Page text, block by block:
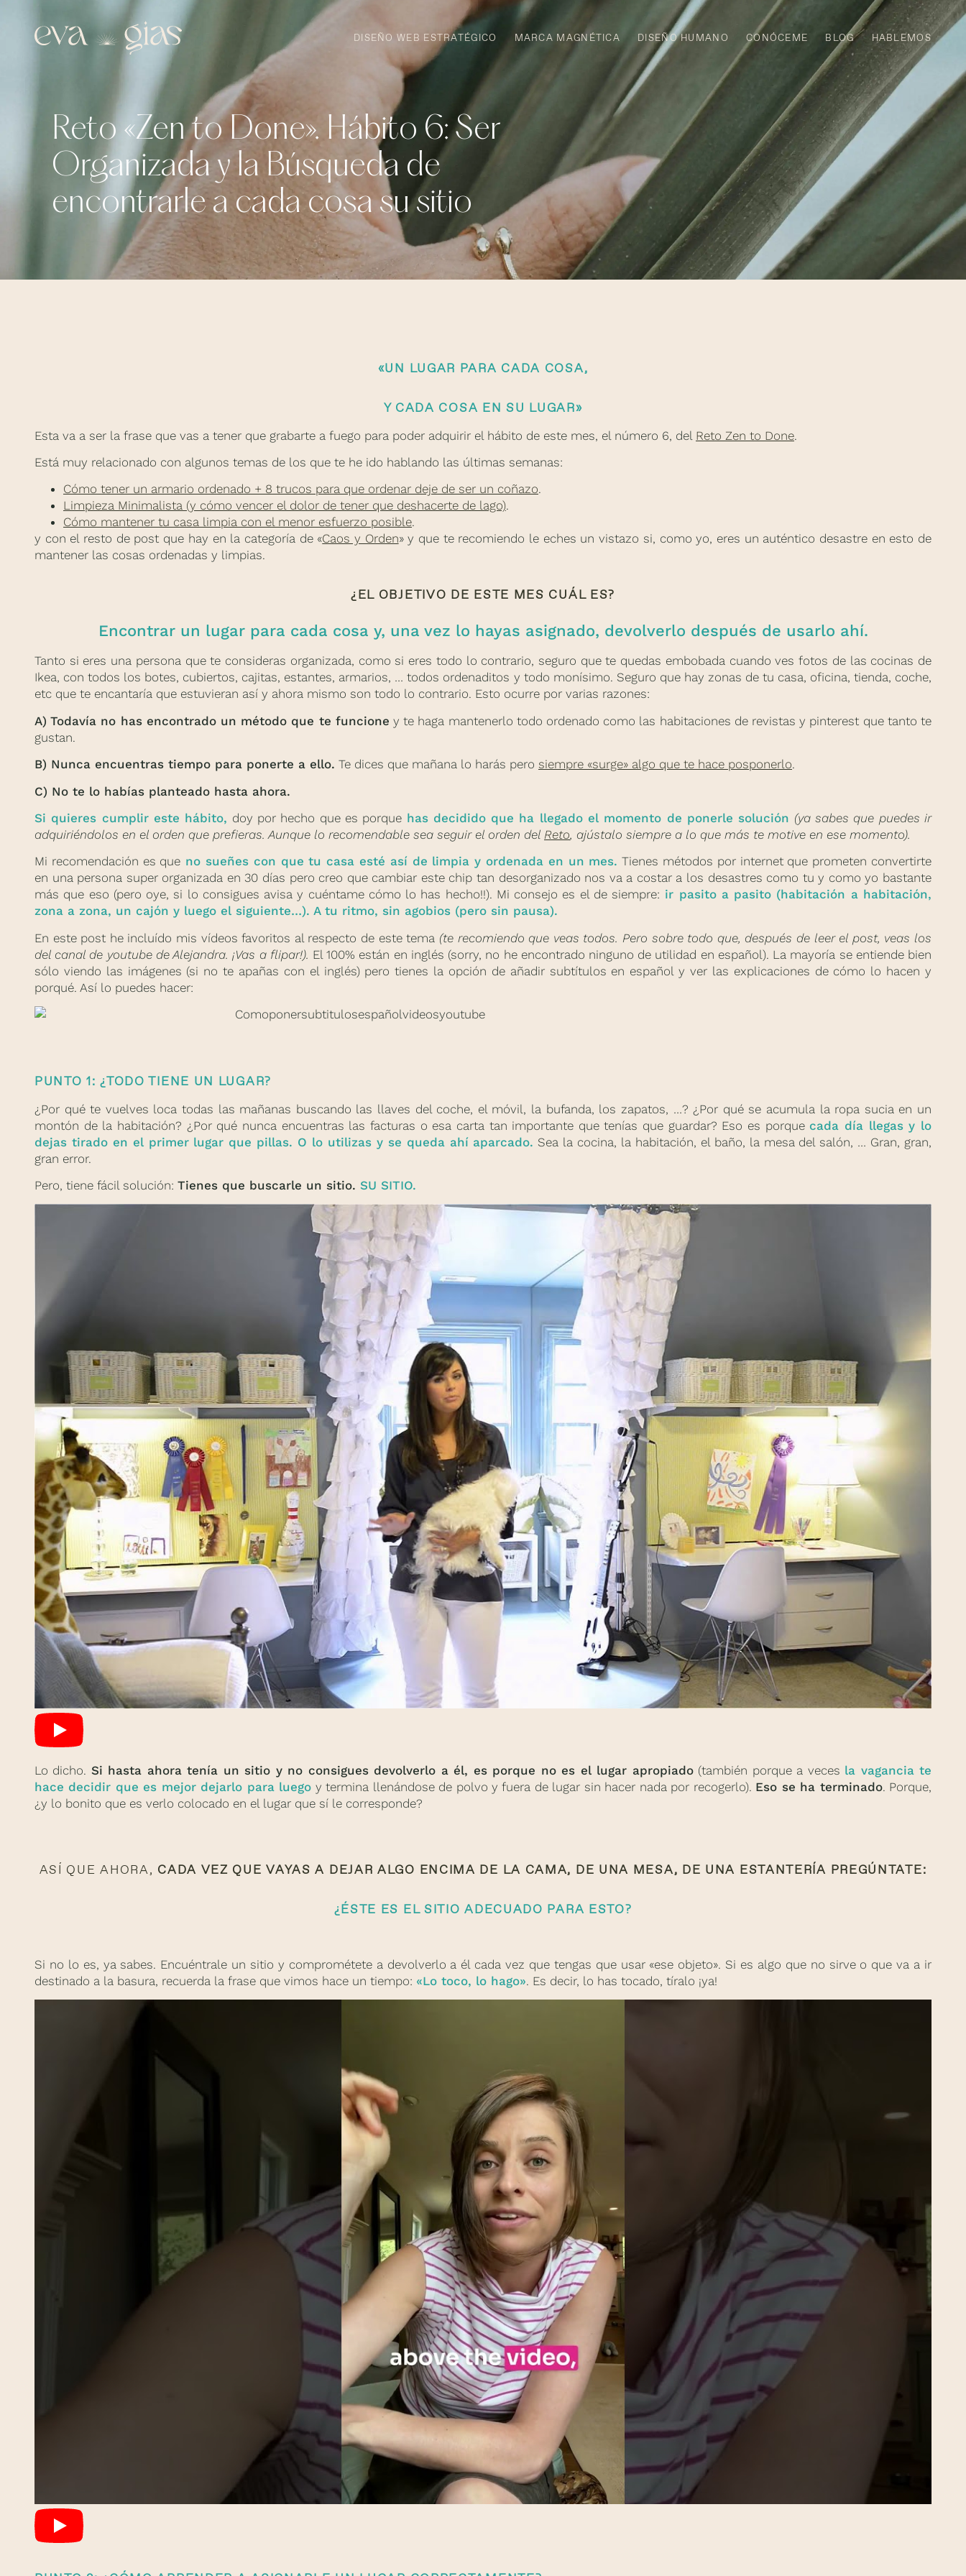
DISEÑO WEB ESTRATÉGICO MARCA MAGNÉTICA DISEÑO HUMANO CONÓCEME BLOG HABLEMOS
Reto «Zen to Done». Hábito 6: Ser
Organizada y la Búsqueda de
encontrarle a cada cosa su sitio
«UN LUGAR PARA CADA COSA,
Y CADA COSA EN SU LUGAR»
Esta va a ser la frase que vas a tener que grabarte a fuego para poder adquirir el hábito de este mes, el número 6, del Reto Zen to Done.
Está muy relacionado con algunos temas de los que te he ido hablando las últimas semanas:
Cómo tener un armario ordenado + 8 trucos para que ordenar deje de ser un coñazo.
Limpieza Minimalista (y cómo vencer el dolor de tener que deshacerte de lago).
Cómo mantener tu casa limpia con el menor esfuerzo posible.
y con el resto de post que hay en la categoría de «Caos y Orden» y que te recomiendo le eches un vistazo si, como yo, eres un auténtico desastre en esto de
mantener las cosas ordenadas y limpias.
¿EL OBJETIVO DE ESTE MES CUÁL ES?
Encontrar un lugar para cada cosa y, una vez lo hayas asignado, devolverlo después de usarlo ahí.
Tanto si eres una persona que te consideras organizada, como si eres todo lo contrario, seguro que te quedas embobada cuando ves fotos de las cocinas de
Ikea, con todos los botes, cubiertos, cajitas, estantes, armarios, … todos ordenaditos y todo monísimo. Seguro que hay zonas de tu casa, oficina, tienda, coche,
etc que te encantaría que estuvieran así y ahora mismo son todo lo contrario. Esto ocurre por varias razones:
A) Todavía no has encontrado un método que te funcione y te haga mantenerlo todo ordenado como las habitaciones de revistas y pinterest que tanto te
gustan.
B) Nunca encuentras tiempo para ponerte a ello. Te dices que mañana lo harás pero siempre «surge» algo que te hace posponerlo.
C) No te lo habías planteado hasta ahora.
Si quieres cumplir este hábito, doy por hecho que es porque has decidido que ha llegado el momento de ponerle solución (ya sabes que puedes ir
adquiriéndolos en el orden que prefieras. Aunque lo recomendable sea seguir el orden del Reto, ajústalo siempre a lo que más te motive en ese momento).
Mi recomendación es que no sueñes con que tu casa esté así de limpia y ordenada en un mes. Tienes métodos por internet que prometen convertirte
en una persona super organizada en 30 días pero creo que cambiar este chip tan desorganizado nos va a costar a los desastres como tu y como yo bastante
más que eso (pero oye, si lo consigues avisa y cuéntame cómo lo has hecho!!). Mi consejo es el de siempre: ir pasito a pasito (habitación a habitación,
zona a zona, un cajón y luego el siguiente…). A tu ritmo, sin agobios (pero sin pausa).
En este post he incluído mis vídeos favoritos al respecto de este tema (te recomiendo que veas todos. Pero sobre todo que, después de leer el post, veas los
del canal de youtube de Alejandra. ¡Vas a flipar!). El 100% están en inglés (sorry, no he encontrado ninguno de utilidad en español). La mayoría se entiende bien
sólo viendo las imágenes (si no te apañas con el inglés) pero tienes la opción de añadir subtítulos en español y ver las explicaciones de cómo lo hacen y
porqué. Así lo puedes hacer:
PUNTO 1: ¿TODO TIENE UN LUGAR?
¿Por qué te vuelves loca todas las mañanas buscando las llaves del coche, el móvil, la bufanda, los zapatos, …? ¿Por qué se acumula la ropa sucia en un
montón de la habitación? ¿Por qué nunca encuentras las facturas o esa carta tan importante que tenías que guardar? Eso es porque cada día llegas y lo
dejas tirado en el primer lugar que pillas. O lo utilizas y se queda ahí aparcado. Sea la cocina, la habitación, el baño, la mesa del salón, … Gran, gran,
gran error.
Pero, tiene fácil solución: Tienes que buscarle un sitio. SU SITIO.
Lo dicho. Si hasta ahora tenía un sitio y no consigues devolverlo a él, es porque no es el lugar apropiado(también porque a veces la vagancia te
hace decidir que es mejor dejarlo para luego y termina llenándose de polvo y fuera de lugar sin hacer nada por recogerlo). Eso se ha terminado. Porque,
¿y lo bonito que es verlo colocado en el lugar que sí le corresponde?
ASÍ QUE AHORA, CADA VEZ QUE VAYAS A DEJAR ALGO ENCIMA DE LA CAMA, DE UNA MESA, DE UNA ESTANTERÍA PREGÚNTATE:
¿ÉSTE ES EL SITIO ADECUADO PARA ESTO?
Si no lo es, ya sabes. Encuéntrale un sitio y comprométete a devolverlo a él cada vez que tengas que usar «ese objeto». Si es algo que no sirve o que va a ir
destinado a la basura, recuerda la frase que vimos hace un tiempo: «Lo toco, lo hago». Es decir, lo has tocado, tíralo ¡ya!